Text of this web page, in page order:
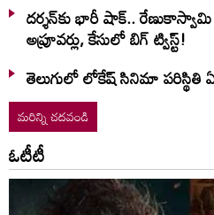
దర్శన్‌కు భారీ షాక్.. రేణుకాస్వామి
అప్రూవర్లు, కేసులో బిగ్ ట్విస్ట్!
తెలుగులో లోకేష్ సినిమా పరిస్థితి
మరిన్ని చదవండి
ఓటీటీ